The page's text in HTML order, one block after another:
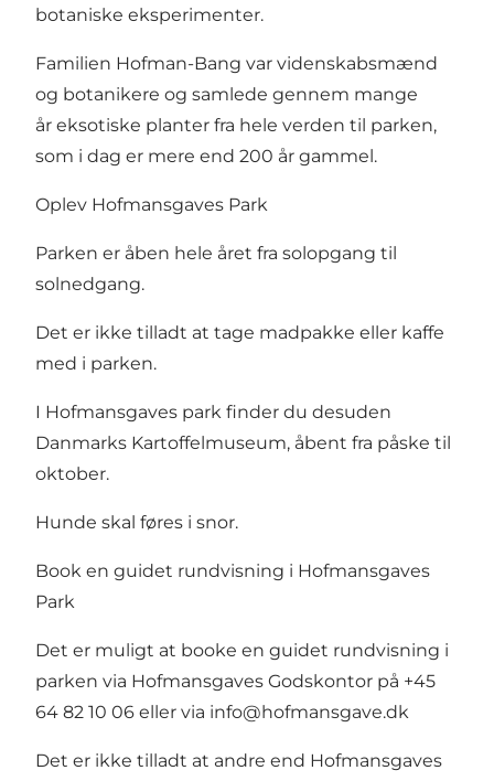
botaniske eksperimenter.
Familien Hofman-Bang var videnskabsmænd
og botanikere og samlede gennem mange
år eksotiske planter fra hele verden til parken,
som i dag er mere end 200 år gammel.
Oplev Hofmansgaves Park
Parken er åben hele året fra solopgang til
solnedgang.
Det er ikke tilladt at tage madpakke eller kaffe
med i parken.
I Hofmansgaves park finder du desuden
Danmarks Kartoffelmuseum, åbent fra påske til
oktober.
Hunde skal føres i snor.
Book en guidet rundvisning i Hofmansgaves
Park
Det er muligt at booke en guidet rundvisning i
parken via Hofmansgaves Godskontor på +45
64 82 10 06 eller via info@hofmansgave.dk
Det er ikke tilladt at andre end Hofmansgaves